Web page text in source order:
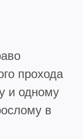
прохода
и одному
в